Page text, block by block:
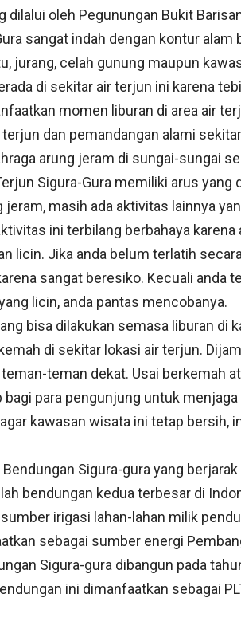
dilalui oleh Pegunungan Bukit
sangat indah dengan kontur
jurang, celah gunung maupun
di sekitar air terjun ini karena
momen liburan di area air
dan pemandangan alami
arung jeram di sungai-sungai
Sigura-Gura memiliki arus yang
jeram, masih ada aktivitas lainnya
ini terbilang berbahaya
licin. Jika anda belum terlatih
sangat beresiko. Kecuali anda
licin, anda pantas mencobanya.
bisa dilakukan semasa liburan di
di sekitar lokasi air terjun.
teman dekat. Usai berkemah
para pengunjung untuk
kawasan wisata ini tetap bersih,
Sigura-gura yang
bendungan kedua terbesar di
irigasi lahan-lahan milik
sebagai sumber energi
Sigura-gura dibangun pada
ini dimanfaatkan sebagai